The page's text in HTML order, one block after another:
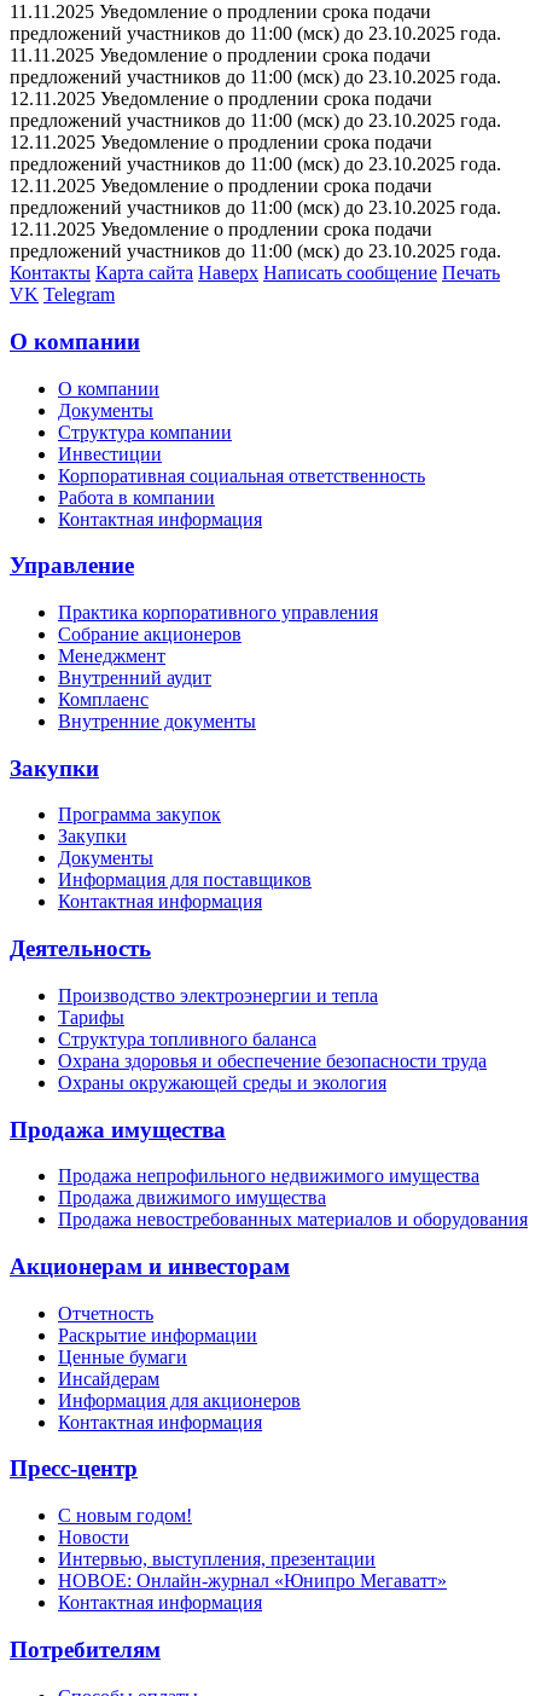
11.11.2025 Уведомление о продлении срока подачи
предложений участников до 11:00 (мск) до 23.10.2025 года.
11.11.2025 Уведомление о продлении срока подачи
предложений участников до 11:00 (мск) до 23.10.2025 года.
12.11.2025 Уведомление о продлении срока подачи
предложений участников до 11:00 (мск) до 23.10.2025 года.
12.11.2025 Уведомление о продлении срока подачи
предложений участников до 11:00 (мск) до 23.10.2025 года.
12.11.2025 Уведомление о продлении срока подачи
предложений участников до 11:00 (мск) до 23.10.2025 года.
12.11.2025 Уведомление о продлении срока подачи
предложений участников до 11:00 (мск) до 23.10.2025 года.
Контакты Карта сайта Наверх Написать сообщение Печать
VK Telegram
О компании
О компании
Документы
Структура компании
Инвестиции
Корпоративная социальная ответственность
Работа в компании
Контактная информация
Управление
Практика корпоративного управления
Собрание акционеров
Менеджмент
Внутренний аудит
Комплаенс
Внутренние документы
Закупки
Программа закупок
Закупки
Документы
Информация для поставщиков
Контактная информация
Деятельность
Производство электроэнергии и тепла
Тарифы
Структура топливного баланса
Охрана здоровья и обеспечение безопасности труда
Охраны окружающей среды и экология
Продажа имущества
Продажа непрофильного недвижимого имущества
Продажа движимого имущества
Продажа невостребованных материалов и оборудования
Акционерам и инвесторам
Отчетность
Раскрытие информации
Ценные бумаги
Инсайдерам
Информация для акционеров
Контактная информация
Пресс-центр
С новым годом!
Новости
Интервью, выступления, презентации
НОВОЕ: Онлайн-журнал «Юнипро Мегаватт»
Контактная информация
Потребителям